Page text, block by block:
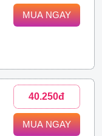
MUA NGAY
40.250đ
MUA NGAY